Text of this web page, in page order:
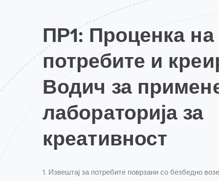
ПР1: Проценка на
потребите и
Водич за
лабораторија за
креативност
1. Извештај за потребите поврзани со безбедно